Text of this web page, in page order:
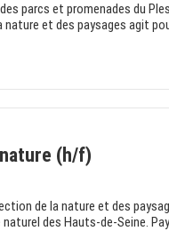
parcs et promenades du
et des paysages agit
(h/f)
de la nature et des
des Hauts-de-Seine.